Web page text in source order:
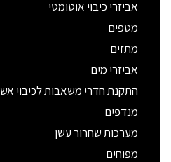
אביזרי כיבוי אוטומטי
מטפים
מתזים
אביזרי מים
התקנת חדרי משאבות לכיבוי אש
מנדפים
מערכות שחרור עשן
מפוחים